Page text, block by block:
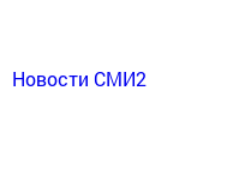
Новости СМИ2